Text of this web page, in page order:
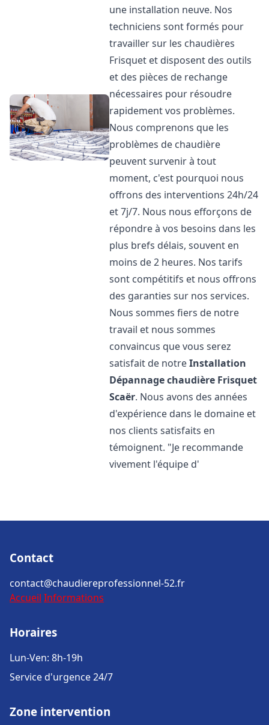
une installation neuve. Nos
techniciens sont formés pour
travailler sur les chaudières
Frisquet et disposent des outils
et des pièces de rechange
nécessaires pour résoudre
rapidement vos problèmes.
Nous comprenons que les
problèmes de chaudière
peuvent survenir à tout
moment, c'est pourquoi nous
offrons des interventions 24h/24
et 7j/7. Nous nous efforçons de
répondre à vos besoins dans les
plus brefs délais, souvent en
moins de 2 heures. Nos tarifs
sont compétitifs et nous offrons
des garanties sur nos services.
Nous sommes fiers de notre
travail et nous sommes
convaincus que vous serez
satisfait de notreInstallation
Dépannage chaudière Frisquet
Scaër. Nous avons des années
d'expérience dans le domaine et
nos clients satisfaits en
témoignent. "Je recommande
vivement l'équipe d'
Contact
contact@chaudiereprofessionnel-52.fr
Accueil Informations
Horaires
Lun-Ven: 8h-19h
Service d'urgence 24/7
Zone intervention